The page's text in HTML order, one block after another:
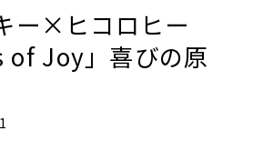
ー×ヒコロヒー
of Joy」喜びの原